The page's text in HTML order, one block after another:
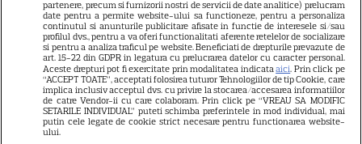
8 MAIrevine cu sezonul trei„BatRoți”
„Batwheels”), serialul animat pentru
preșcolari care reunește vehiculele
emblematice din universul DC în eroi care
luptă împotriva răului.
partenere, precum si furnizorii nostri de servicii de date analitice) prelucram
date pentru a permite website-ului sa functioneze, pentru a personaliza
continutul si anunturile publicitare afisate in functie de interesele si/sau
profilul dvs., pentru a va oferi functionalitati aferente retelelor de socializare
si pentru a analiza traficul pe website. Beneficiati de drepturile prevazute de
art. 15-22 din GDPR in legatura cu prelucrarea datelor cu caracter personal.
Aceste drepturi pot fi exercitate prin modalitatea indicataaici. Prin click pe
“ACCEPT TOATE”, acceptati folosirea tuturor Tehnologiilor de tip Cookie, care
implica inclusiv acceptul dvs. cu privire la stocarea/accesarea informatiilor
de catre Vendor-ii cu care colaboram. Prin click pe “VREAU SA MODIFIC
SETARILE INDIVIDUAL” puteti schimba preferintele in mod individual, mai
putin cele legate de cookie strict necesare pentru functionarea website-
ului.